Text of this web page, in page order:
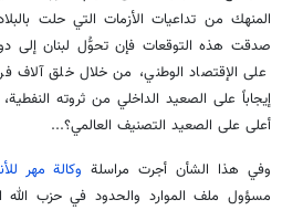
المنهك من تداعيات الأزمات التي حلت
صدقت هذه التوقعات فإن تحوُّل لبنان إلى
على الإقتصاد الوطني، من خلال خلق آلاف
إيجاباً على الصعيد الداخلي من ثروته
أعلى على الصعيد التصنيف العالمي؟...
وفي هذا الشأن أجرت مراسلة وكالة مهر
مسؤول ملف الموارد والحدود في حزب الله